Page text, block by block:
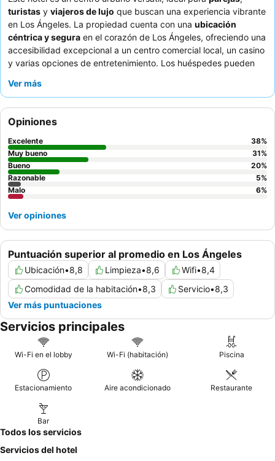
turistas y viajeros de lujo que buscan una experiencia vibrante
en Los Ángeles. La propiedad cuenta con una ubicación
céntrica y segura en el corazón de Los Ángeles, ofreciendo una
accesibilidad excepcional a un centro comercial local, un casino
y varias opciones de entretenimiento. Los huéspedes pueden
elogiado por su variedad y por ser muy completo, con frutas
constantemente elogios por su amabilidad y atención, lo que
garantiza un ambiente acogedor. Para una estancia realmente
memorable, considere reservar una habitación en un
piso alto
para disfrutar de excelentes vistas.
Ver más
Puntuación superior al promedio en Los Ángeles
Ubicación•8,8 Limpieza•8,6 Wifi•8,4
Comodidad de la habitación•8,3 Servicio•8,3
Ver más puntuaciones
Opiniones
Excelente 38%
Muy bueno
31%
Bueno
20%
Razonable
5%
Malo
6%
Ver opiniones
Servicios principales
Wi-Fi en el lobby Wi-Fi (habitación) Piscina
Estacionamiento Aire acondicionado Restaurante
Bar
Todos los servicios
Servicios del hotel